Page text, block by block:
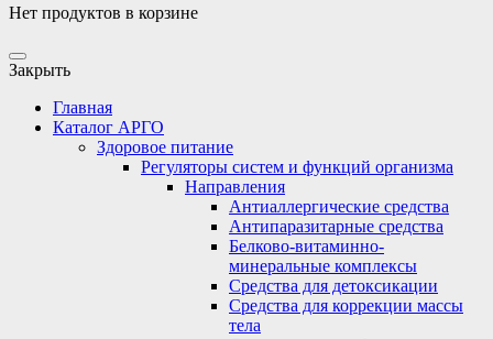
Нет продуктов в корзине
Закрыть
Главная
Каталог АРГО
Здоровое питание
Регуляторы систем и функций организма
Направления
Антиаллергические средства
Антипаразитарные средства
Белково-витаминно-
минеральные комплексы
Средства для детоксикации
Средства для коррекции массы
тела